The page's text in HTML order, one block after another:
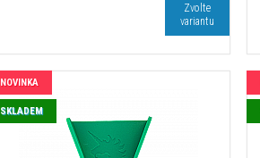
Zvolte
variantu
NOVINKA
SKLADEM